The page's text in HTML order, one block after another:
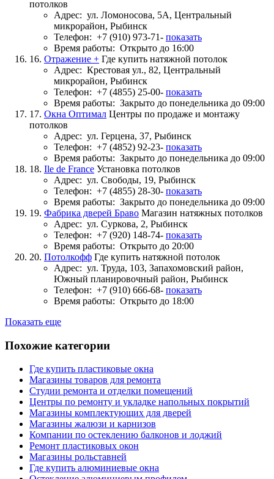
потолков
Адрес: ул. Ломоносова, 5А, Центральный
микрорайон, Рыбинск
Телефон: +7 (910) 973-71- показать
Время работы: Открыто до 16:00
16. Отражение + Где купить натяжной потолок
Адрес: Крестовая ул., 82, Центральный
микрорайон, Рыбинск
Телефон: +7 (4855) 25-00- показать
Время работы: Закрыто до понедельника до 09:00
17. Окна Оптимал Центры по продаже и монтажу
потолков
Адрес: ул. Герцена, 37, Рыбинск
Телефон: +7 (4852) 92-23- показать
Время работы: Закрыто до понедельника до 09:00
18. Ile de France Установка потолков
Адрес: ул. Свободы, 19, Рыбинск
Телефон: +7 (4855) 28-30- показать
Время работы: Закрыто до понедельника до 09:00
19. Фабрика дверей Браво Магазин натяжных потолков
Адрес: ул. Суркова, 2, Рыбинск
Телефон: +7 (920) 148-74- показать
Время работы: Открыто до 20:00
20. Потолкофф Где купить натяжной потолок
Адрес: ул. Труда, 103, Запахомовский район,
Южный планировочный район, Рыбинск
Телефон: +7 (910) 666-68- показать
Время работы: Открыто до 18:00
Показать еще
Похожие категории
Где купить пластиковые окна
Магазины товаров для ремонта
Студии ремонта и отделки помещений
Центры по ремонту и укладке напольных покрытий
Магазины комплектующих для дверей
Магазины жалюзи и карнизов
Компании по остеклению балконов и лоджий
Ремонт пластиковых окон
Магазины рольставней
Где купить алюминиевые окна